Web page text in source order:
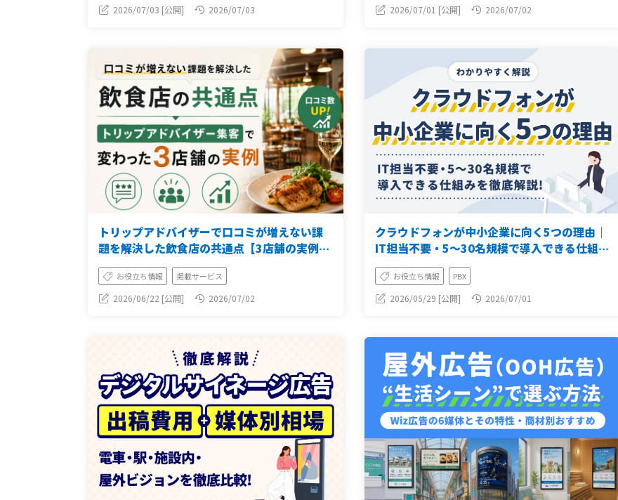
2026/07/03 [公開] 2026/07/03 2026/07/01 [公開] 2026/07/02
トリップアドバイザーで口コミが増えない課
題を解決した飲食店の共通点【3店舗の実例あ
り】
お役立ち情報 掲載サービス
2026/06/22 [公開] 2026/07/02
クラウドフォンが中小企業に向く5つの理由｜
IT担当不要・5〜30名規模で導入できる仕組み
を解説
お役立ち情報 PBX
2026/05/29 [公開] 2026/07/01